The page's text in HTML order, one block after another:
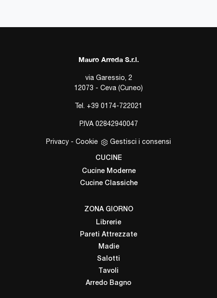
Mauro Arreda S.r.l.
via Garessio, 2
12073 - Ceva (Cuneo)
Tel. +39 0174-722021
P.IVA 02842940047
Privacy - Cookie Gestisci i consensi
CUCINE
Cucine Moderne
Cucine Classiche
ZONA GIORNO
Librerie
Pareti Attrezzate
Madie
Salotti
Tavoli
Arredo Bagno